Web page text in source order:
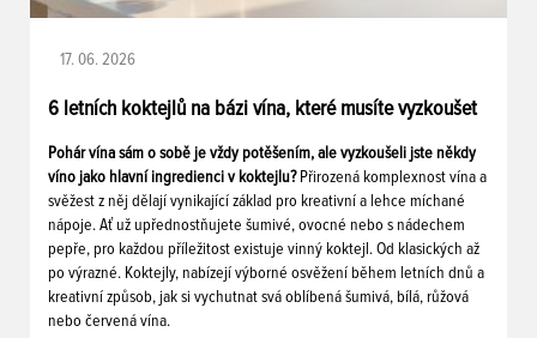
17. 06. 2026
6 letních koktejlů na bázi vína, které musíte vyzkoušet
Pohár vína sám o sobě je vždy potěšením, ale vyzkoušeli jste někdy
víno jako hlavní ingredienci v koktejlu? Přirozená komplexnost vína a
svěžest z něj dělají vynikající základ pro kreativní a lehce míchané
nápoje. Ať už upřednostňujete šumivé, ovocné nebo s nádechem
pepře, pro každou příležitost existuje vinný koktejl. Od klasických až
po výrazné. Koktejly, nabízejí výborné osvěžení během letních dnů a
kreativní způsob, jak si vychutnat svá oblíbená šumivá, bílá, růžová
nebo červená vína.